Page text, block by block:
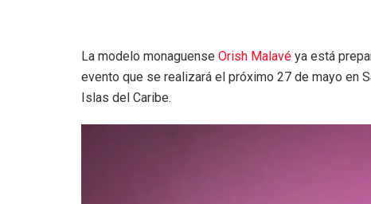
La modelo monaguense Orish Malavé ya está
evento que se realizará el próximo 27 de mayo en
Islas del Caribe.